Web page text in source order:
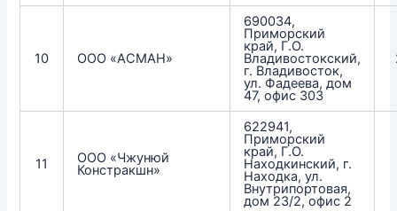
10 ООО «АСМАН»
690034,
Приморский
край, Г.О.
Владивостокский,
г. Владивосток,
ул. Фадеева, дом
47, офис 303
11 ООО «Чжунюй
Констракшн»
622941,
Приморский
край, Г.О.
Находкинский, г.
Находка, ул.
Внутрипортовая,
дом 23/2, офис 2